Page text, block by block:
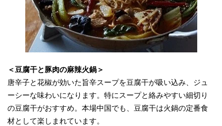
＜豆腐干と豚肉の麻辣火鍋＞
唐辛子と花椒が効いた旨辛スープを豆腐干が吸い込み、ジュ
ーシーな味わいになります。特にスープと絡みやすい細切り
の豆腐干がおすすめ。本場中国でも、豆腐干は火鍋の定番食
材として楽しまれています。